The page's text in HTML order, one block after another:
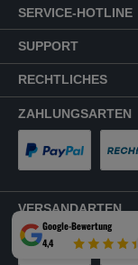
SERVICE-HOTLINE
SUPPORT
RECHTLICHES
ZAHLUNGSARTEN
VERSANDARTEN
Google-Bewertung
4,4